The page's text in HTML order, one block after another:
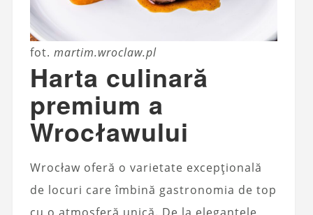
fot. martim.wroclaw.pl
Harta culinară
premium a
Wrocławului
Wrocław oferă o varietate excepțională
de locuri care îmbină gastronomia de top
cu o atmosferă unică. De la elegantele